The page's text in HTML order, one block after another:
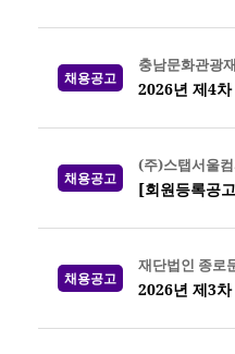
채용공고
충남문화관광
2026년 제4
채용공고
(주)스탭서울
[회원등록공
채용공고
재단법인 종로
2026년 제3